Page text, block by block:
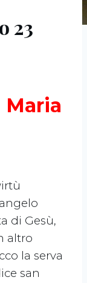
23
di Gesù,
altro
la serva
san